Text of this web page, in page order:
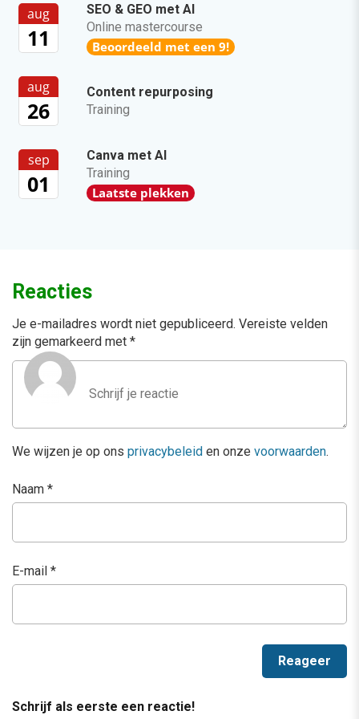
aug
11
SEO & GEO met AI
Online mastercourse
Beoordeeld met een 9!
aug
26
Content repurposing
Training
sep
01
Canva met AI
Training
Laatste plekken
Reacties
Je e-mailadres wordt niet gepubliceerd. Vereiste velden
zijn gemarkeerd met *
We wijzen je op ons privacybeleid en onze voorwaarden.
Naam *
E-mail *
Schrijf als eerste een reactie!